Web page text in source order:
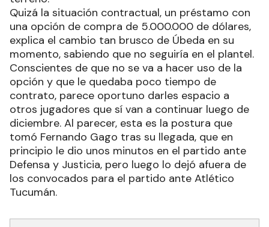
Quizá la situación contractual, un préstamo con
una opción de compra de 5.000.000 de dólares,
explica el cambio tan brusco de Úbeda en su
momento, sabiendo que no seguiría en el plantel.
Conscientes de que no se va a hacer uso de la
opción y que le quedaba poco tiempo de
contrato, parece oportuno darles espacio a
otros jugadores que sí van a continuar luego de
diciembre. Al parecer, esta es la postura que
tomó Fernando Gago tras su llegada, que en
principio le dio unos minutos en el partido ante
Defensa y Justicia, pero luego lo dejó afuera de
los convocados para el partido ante Atlético
Tucumán.